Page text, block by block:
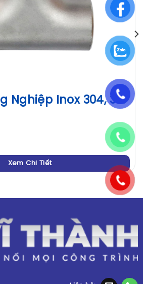
Nghiệp Inox 304, 316
Xem Chi Tiết